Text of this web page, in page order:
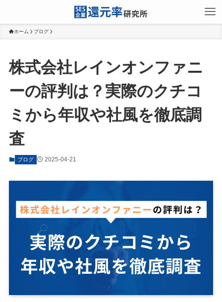
ホーム ブログ
株式会社レインオンファニ
ーの評判は？実際のクチコ
ミから年収や社風を徹底調
査
ブログ 2025-04-21